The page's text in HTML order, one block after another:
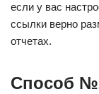
если у вас
ссылки верно
отчетах.
Способ